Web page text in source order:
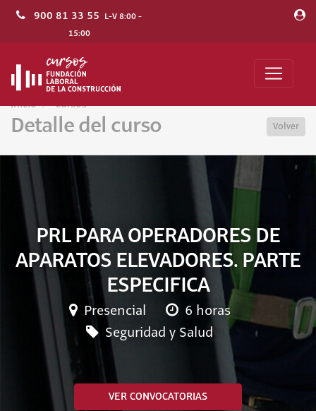
900 81 33 55 L-V 8:00 -
15:00
Inicio Cursos
Detalle del curso Volver
PRL PARA OPERADORES DE
APARATOS ELEVADORES. PARTE
ESPECIFICA
Presencial
6 horas
Seguridad y Salud
VER CONVOCATORIAS